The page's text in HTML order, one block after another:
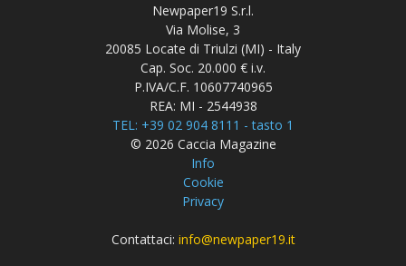
Newpaper19 S.r.l.
Via Molise, 3
20085 Locate di Triulzi (MI) - Italy
Cap. Soc. 20.000 € i.v.
P.IVA/C.F. 10607740965
REA: MI - 2544938
TEL: +39 02 904 8111 - tasto 1
© 2026 Caccia Magazine
Info
Cookie
Privacy
Contattaci: info@newpaper19.it